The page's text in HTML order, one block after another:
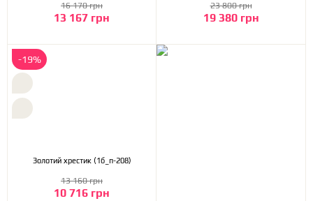
13 167 грн
16 170 грн
19 380 грн
23 800 грн
-19%
Золотий хрестик (1б_п-208)
10 716 грн
13 160 грн